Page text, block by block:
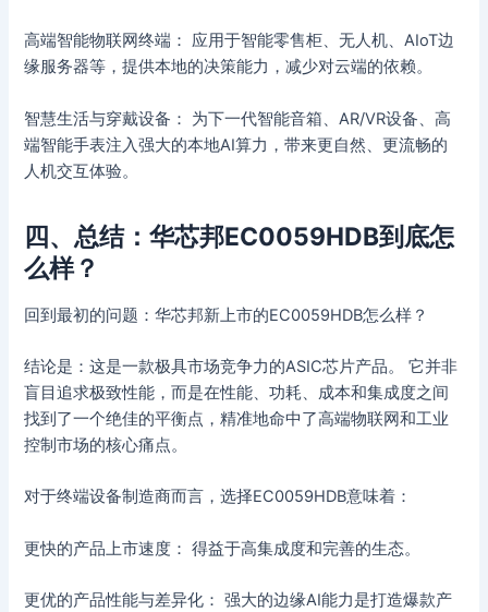
高端智能物联网终端： 应用于智能零售柜、无人机、AIoT边
缘服务器等，提供本地的决策能力，减少对云端的依赖。
智慧生活与穿戴设备： 为下一代智能音箱、AR/VR设备、高
端智能手表注入强大的本地AI算力，带来更自然、更流畅的
人机交互体验。
四、总结：华芯邦EC0059HDB到底怎
么样？
回到最初的问题：华芯邦新上市的EC0059HDB怎么样？
结论是：这是一款极具市场竞争力的ASIC芯片产品。 它并非
盲目追求极致性能，而是在性能、功耗、成本和集成度之间
找到了一个绝佳的平衡点，精准地命中了高端物联网和工业
控制市场的核心痛点。
对于终端设备制造商而言，选择EC0059HDB意味着：
更快的产品上市速度： 得益于高集成度和完善的生态。
更优的产品性能与差异化： 强大的边缘AI能力是打造爆款产